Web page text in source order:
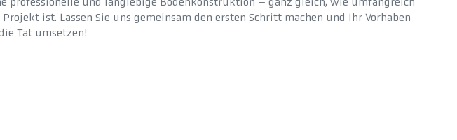
professionelle und langlebige Bodenkonstruktion – ganz gleich, wie umfangreich
Projekt ist. Lassen Sie uns gemeinsam den ersten Schritt machen und Ihr Vorhaben
Tat umsetzen!